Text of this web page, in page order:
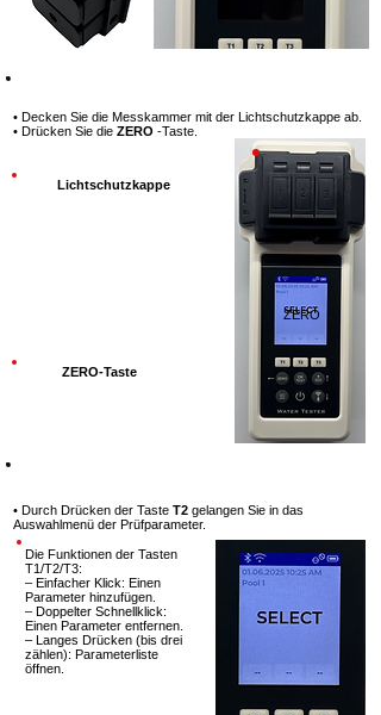
• Decken Sie die Messkammer mit der Lichtschutzkappe ab.
• Drücken Sie die ZERO -Taste.
Lichtschutzkappe
ZERO-Taste
ZERO
• Durch Drücken der Taste T2 gelangen Sie in das
Auswahlmenü der Prüfparameter.
Die Funktionen der Tasten
T1/T2/T3:
– Einfacher Klick: Einen
Parameter hinzufügen.
– Doppelter Schnellklick:
Einen Parameter entfernen.
– Langes Drücken (bis drei
zählen): Parameterliste
öffnen.